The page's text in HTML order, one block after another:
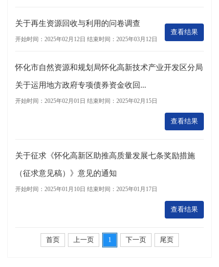
关于再生资源回收与利用的问卷调查
开始时间：2025年02月12日 结束时间：2025年03月12日
查看结果
怀化市自然资源和规划局怀化高新技术产业开发区分局
关于运用地方政府专项债券资金收回...
开始时间：2025年02月01日 结束时间：2025年02月15日
查看结果
关于征求《怀化高新区助推高质量发展七条奖励措施
（征求意见稿）》意见的通知
开始时间：2025年01月10日 结束时间：2025年01月17日
查看结果
首页 上一页 1 下一页 尾页